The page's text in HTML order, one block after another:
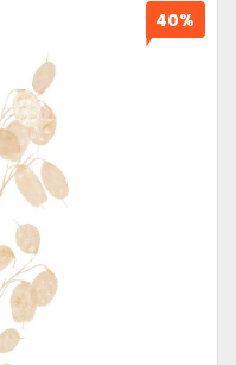
40%